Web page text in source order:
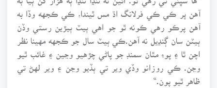
آهن پر ڪي ڪي فرلانگ اڌ مس ٿيندا، ڪي ڪجهه وڏا به
آهن پرڪو رهي ڪونه ٿو جو اهي ٻيٽ ٻيڙين رستي وڏن
ٻيٽن سان ڳنڍيل نه آهن.ڪي ٻيٽ سال جو ڪجهه مهينا نظر
اچن ٿا ۽ پوءِ مٿان سمنڊ جو پاڻي چڙهيو وڃين ۽ غائب ٿيو
وڃن. ڪي روزانو وڏي وير تي ٻڏيو وڃن ۽ وير لهڻ تي
ظاهر ٿيو پون.“